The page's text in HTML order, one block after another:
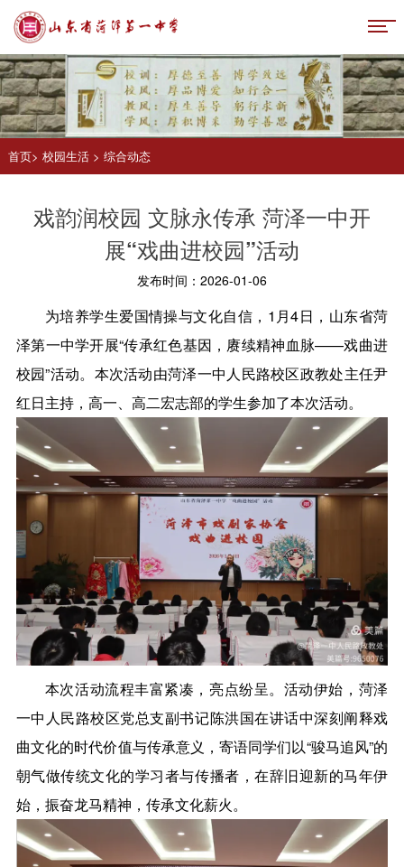
首页> 校园生活> 综合动态
戏韵润校园 文脉永传承 菏泽一中开
展“戏曲进校园”活动
发布时间：2026-01-06
为培养学生爱国情操与文化自信，1月4日，山东省菏
泽第一中学开展“传承红色基因，赓续精神血脉——戏曲进
校园”活动。本次活动由菏泽一中人民路校区政教处主任尹
红日主持，高一、高二宏志部的学生参加了本次活动。
本次活动流程丰富紧凑，亮点纷呈。活动伊始，菏泽
一中人民路校区党总支副书记陈洪国在讲话中深刻阐释戏
曲文化的时代价值与传承意义，寄语同学们以“骏马追风”的
朝气做传统文化的学习者与传播者，在辞旧迎新的马年伊
始，振奋龙马精神，传承文化薪火。